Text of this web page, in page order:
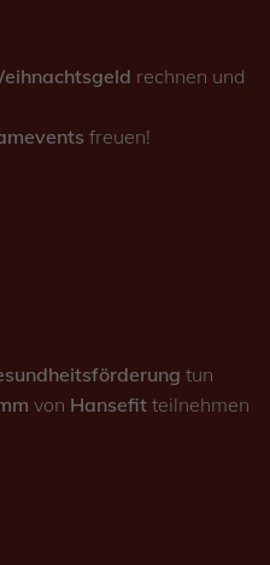
rechnen und
freuen!
tun
von Hansefit teilnehmen